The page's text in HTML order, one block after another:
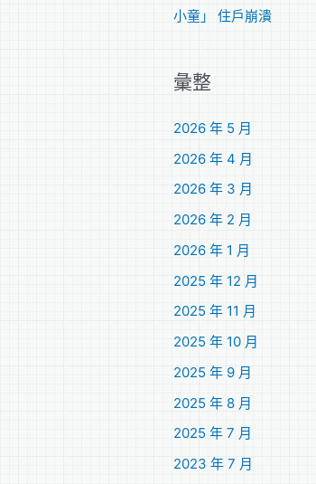
小童」 住戶崩潰
彙整
2026 年 5 月
2026 年 4 月
2026 年 3 月
2026 年 2 月
2026 年 1 月
2025 年 12 月
2025 年 11 月
2025 年 10 月
2025 年 9 月
2025 年 8 月
2025 年 7 月
2023 年 7 月